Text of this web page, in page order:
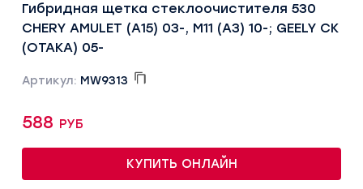
Гибридная щетка стеклоочистителя 530
CHERY AMULET (A15) 03-, M11 (A3) 10-; GEELY CK
(OTAKA) 05-
Артикул: MW9313
588 руб
КУПИТЬ ОНЛАЙН